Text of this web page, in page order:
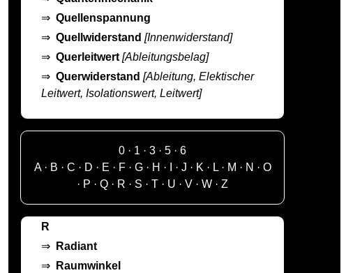
⇒Quellenspannung
⇒Quellwiderstand [Innenwiderstand]
⇒Querleitwert[Ableitungsbelag]
⇒Querwiderstand [Ableitung, Elektischer
Leitwert, Isolationswert, Leitwert]
0 · 1 ·3 ·5 ·6
A· B · C · D · E · F· G· H · · J · K · L· M · N · O
· P ·Q · R · S ·T · U ·V ·W ·Z
R
⇒
Radiant
⇒
Raumwinkel